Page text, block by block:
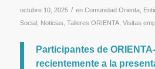
octubre 10, 2025 / en Comunidad Orienta,
Social, Noticias Talleres ORIENTA, Visitas
Participantes de
recientemente a la